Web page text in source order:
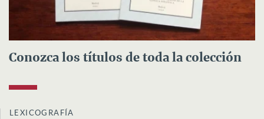
Conozca los títulos de toda la colección
LEXICOGRAFÍA